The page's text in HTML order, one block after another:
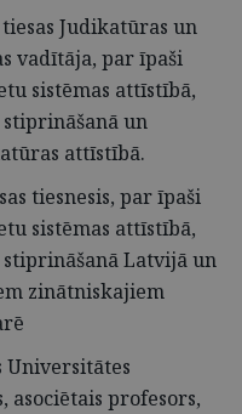
Judikatūras un
vadītāja, par īpaši
sistēmas attīstībā,
un
attīstībā.
tiesnesis, par īpaši
sistēmas attīstībā,
Latvijā un
zinātniskajiem
Universitātes
asociētais profesors,